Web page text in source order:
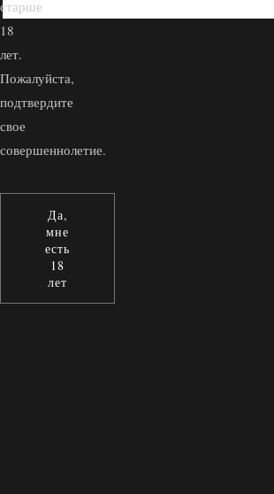
старше
18
лет.
Пожалуйста,
подтвердите
свое
совершеннолетие.
Да,
мне
есть
18
лет